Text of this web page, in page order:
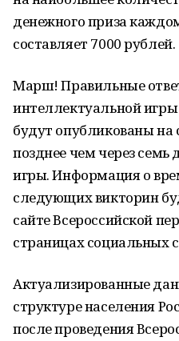
денежного приза
составляет 7000 рублей.
Марш! Правильные
интеллектуальной
будут опубликованы на
позднее чем через семь
игры. Информация о
следующих викторин
сайте Всероссийской
страницах социальных
Актуализированные
структуре населения
после проведения